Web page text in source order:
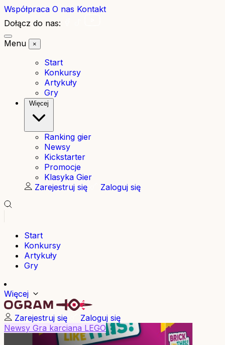
Współpraca O nas Kontakt
Dołącz do nas:
Menu
×
Start
Konkursy
Artykuły
Gry
Więcej
Ranking gier
Newsy
Kickstarter
Promocje
Klasyka Gier
Zarejestruj się
Zaloguj się
Start
Konkursy
Artykuły
Gry
Więcej
Zarejestruj się
Zaloguj się
Newsy Gra karciana LEGO